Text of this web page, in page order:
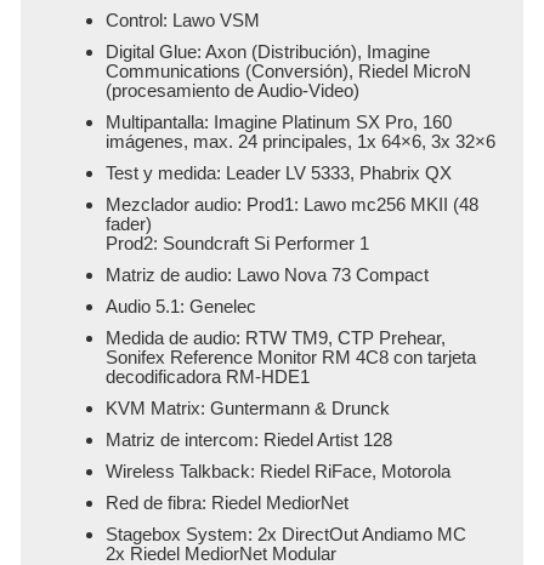
Control: Lawo VSM
Digital Glue: Axon (Distribución), Imagine
Communications (Conversión), Riedel MicroN
(procesamiento de Audio-Video)
Multipantalla: Imagine Platinum SX Pro, 160
imágenes, max. 24 principales, 1x 64×6, 3x 32×6
Test y medida: Leader LV 5333, Phabrix QX
Mezclador audio: Prod1: Lawo mc256 MKII (48
fader)
Prod2: Soundcraft Si Performer 1
Matriz de audio: Lawo Nova 73 Compact
Audio 5.1: Genelec
Medida de audio: RTW TM9, CTP Prehear,
Sonifex Reference Monitor RM 4C8 con tarjeta
decodificadora RM-HDE1
KVM Matrix: Guntermann & Drunck
Matriz de intercom: Riedel Artist 128
Wireless Talkback: Riedel RiFace, Motorola
Red de fibra: Riedel MediorNet
Stagebox System: 2x DirectOut Andiamo MC
2x Riedel MediorNet Modular